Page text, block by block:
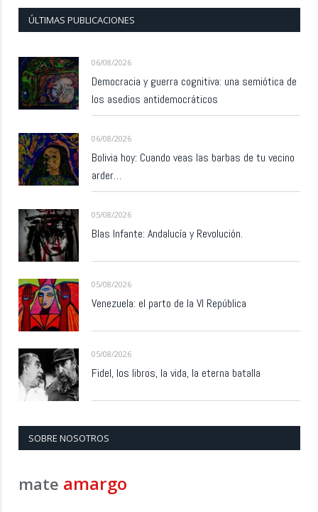
ÚLTIMAS PUBLICACIONES
06/08/2026
Democracia y guerra cognitiva: una semiótica de
los asedios antidemocráticos
06/08/2026
Bolivia hoy: Cuando veas las barbas de tu vecino
arder…
05/08/2026
Blas Infante: Andalucía y Revolución.
05/08/2026
Venezuela: el parto de la VI República
05/08/2026
Fidel, los libros, la vida, la eterna batalla
SOBRE NOSOTROS
mate amargo